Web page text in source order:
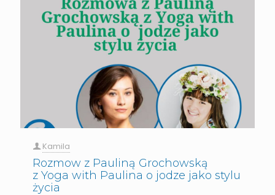
Kamila
Rozmow z Pauliną Grochowską
z Yoga with Paulina o jodze jako stylu
życia